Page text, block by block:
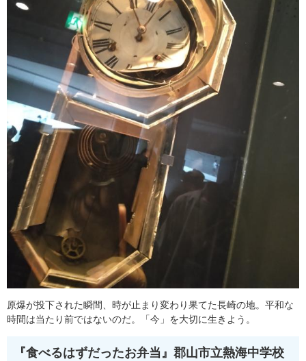
原爆が投下された瞬間、時が止まり変わり果てた長崎の地。平和な
時間は当たり前ではないのだ。「今」を大切に生きよう。
『食べるはずだったお弁当』 郡山市立熱海中学校